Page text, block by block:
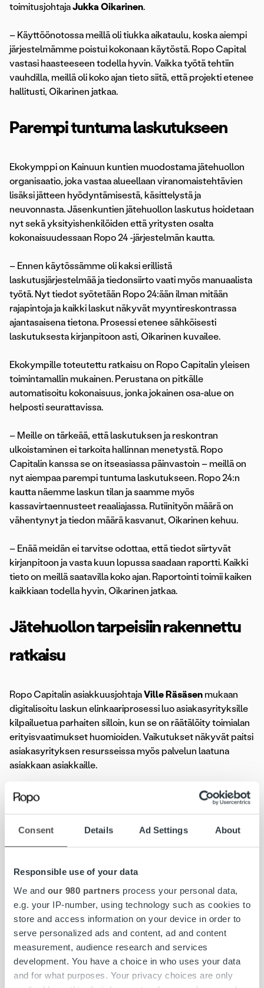
Consent Details Ad Settings About
Responsible use of your data
We and our 980 partners process your personal data,
e.g. your IP-number, using technology such as cookies to
store and access information on your device in order to
serve personalized ads and content, ad and content
measurement, audience research and services
development. You have a choice in who uses your data
and for what purposes. Your privacy choices are only
toimitusjohtajaJukka Oikarinen.
– Käyttöönotossa meillä oli tiukka aikataulu, koska aiempi
järjestelmämme poistui kokonaan käytöstä. Ropo Capital
vastasi haasteeseen todella hyvin. Vaikka työtä tehtiin
vauhdilla, meillä oli koko ajan tieto siitä, että projekti etenee
hallitusti, Oikarinen jatkaa.
Parempi tuntuma laskutukseen
Ekokymppi on Kainuun kuntien muodostama jätehuollon
organisaatio, joka vastaa alueellaan viranomaistehtävien
lisäksi jätteen hyödyntämisestä, käsittelystä ja
neuvonnasta. Jäsenkuntien jätehuollon laskutus hoidetaan
nyt sekä yksityishenkilöiden että yritysten osalta
kokonaisuudessaan Ropo 24 -järjestelmän kautta.
– Ennen käytössämme oli kaksi erillistä
laskutusjärjestelmää ja tiedonsiirto vaati myös manuaalista
työtä. Nyt tiedot syötetään Ropo 24:ään ilman mitään
rajapintoja ja kaikki laskut näkyvät myyntireskontrassa
ajantasaisena tietona. Prosessi etenee sähköisesti
laskutuksesta kirjanpitoon asti, Oikarinen kuvailee.
Ekokympille toteutettu ratkaisu on Ropo Capitalin yleisen
toimintamallin mukainen. Perustana on pitkälle
automatisoitu kokonaisuus, jonka jokainen osa-alue on
helposti seurattavissa.
– Meille on tärkeää, että laskutuksen ja reskontran
ulkoistaminen ei tarkoita hallinnan menetystä. Ropo
Capitalin kanssa se on itseasiassa päinvastoin – meillä on
nyt aiempaa parempi tuntuma laskutukseen. Ropo 24:n
kautta näemme laskun tilan ja saamme myös
kassavirtaennusteet reaaliajassa. Rutiinityön määrä on
vähentynyt ja tiedon määrä kasvanut, Oikarinen kehuu.
– Enää meidän ei tarvitse odottaa, että tiedot siirtyvät
kirjanpitoon ja vasta kuun lopussa saadaan raportti. Kaikki
tieto on meillä saatavilla koko ajan. Raportointi toimii kaiken
kaikkiaan todella hyvin, Oikarinen jatkaa.
Jätehuollon tarpeisiin rakennettu
ratkaisu
Ropo Capitalin asiakkuusjohtajaVille Räsäsen mukaan
digitalisoitu laskun elinkaariprosessi luo asiakasyrityksille
kilpailuetua parhaiten silloin, kun se on räätälöity toimialan
erityisvaatimukset huomioiden. Vaikutukset näkyvät paitsi
asiakasyrityksen resursseissa myös palvelun laatuna
asiakkaan asiakkaille.
– Jätehuollossa usealla organisaatiolla on mietinnässä
järjestelmien muutos. Meillä laskun elinkaaripalvelu
mukaan näin saadaan rakennettua paras ratkaisu sekä
toimeksiantajan että toimeksiantajan asiakkaan
Räsänen täsmentää.
Vaikka Ekokympin suurimpia tavoitteita olivat prosessin
digitalisointi sekä reaaliaikaisen seurannan ja raportoinnin
käyttöönotto, myös säästöt kiinnostivat. Uusi
palveluratkaisu mahdollistaa kustannusten laskun samaan
aikaan, kun esimerkiksi asiakaspalveluajat laajenevat.